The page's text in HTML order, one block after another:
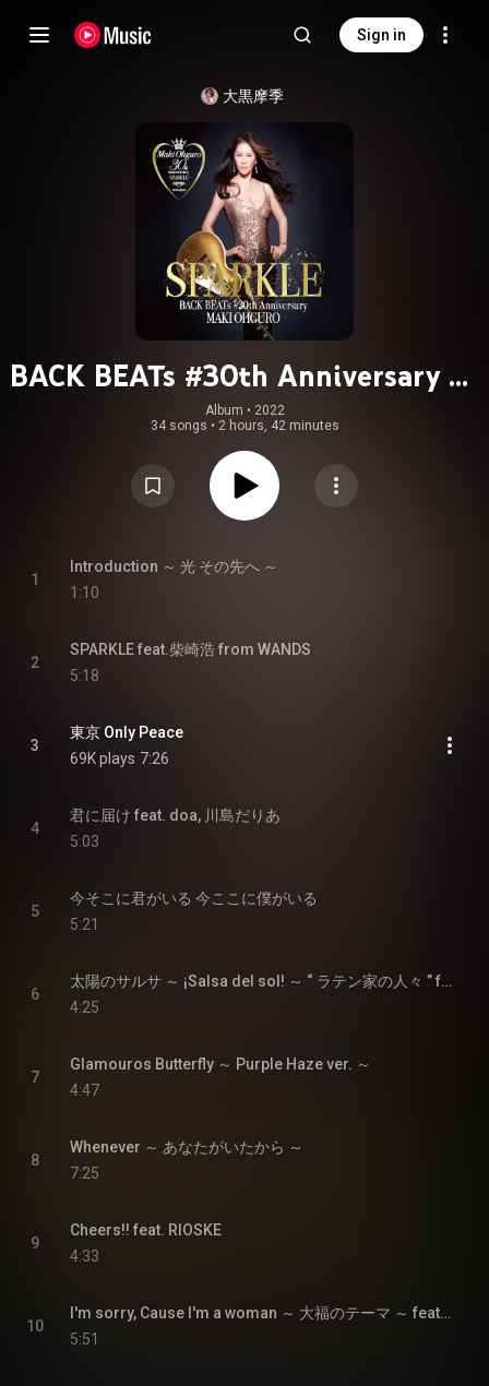
Sign in
大黒摩季
BACK BEATs #30th Anniversary 〜
SPARKLE〜
Album • 2022
34 songs • 2 hours, 42 minutes
1
Introduction ～ 光 その先へ ～
1:10
2
SPARKLE feat.柴崎浩 from WANDS
5:18
3
東京 Only Peace
69K plays 7:26
4
君に届け feat. doa, 川島だりあ
5:03
5
今そこに君がいる 今ここに僕がいる
5:21
6
太陽のサルサ ～ ¡Salsa del sol! ～ “ ラテン家の人々 ” feat. Maquite Gomez, オルケスタ・デ・ラ・ルス, 當間ローズ, RIOSKE
4:25
7
Glamouros Butterfly ～ Purple Haze ver. ～
4:47
8
Whenever ～ あなたがいたから ～
7:25
9
Cheers!! feat. RIOSKE
4:33
10
I'm sorry, Cause I'm a woman ～ 大福のテーマ ～ feat. 福原みほ, 光永泰一朗 , RIOSKE
5:51